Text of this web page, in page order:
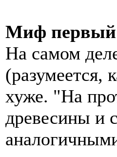
Миф
На самом
(разумеется,
хуже. "На
древесины и